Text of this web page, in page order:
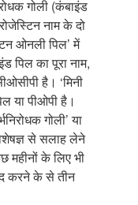
गोली (कंबाइंड
नाम के दो
ओनली पिल’ में
पिल का पूरा नाम,
है। ‘मिनी
या पीओपी है।
गोली’ या
से सलाह लेने
के लिए भी
करने के से तीन